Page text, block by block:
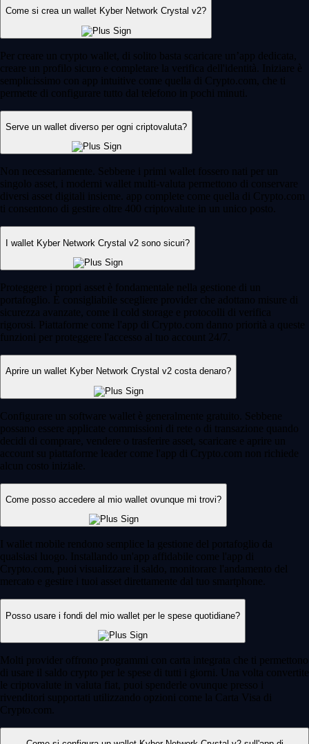
Come si crea un wallet Kyber Network Crystal v2?
Per creare un crypto wallet, di solito basta scaricare un’app dedicata,
creare un profilo sicuro e completare la verifica dell'identità. Iniziare è
semplicissimo con app intuitive come quella di Crypto.com, che ti
permette di configurare tutto dal telefono in pochi minuti.
Serve un wallet diverso per ogni criptovaluta?
Non necessariamente. Sebbene i primi wallet fossero nati per un
singolo asset, i moderni wallet multi-valuta permettono di conservare
diversi asset digitali insieme. app complete come quella di Crypto.com
ti consentono di gestire oltre 400 criptovalute in un unico posto.
I wallet Kyber Network Crystal v2 sono sicuri?
Proteggere i propri asset è fondamentale nella gestione di un
portafoglio. È consigliabile scegliere provider che adottano misure di
sicurezza avanzate, come il cold storage e protocolli di verifica
rigorosi. Piattaforme come l'app di Crypto.com danno priorità a queste
funzioni per proteggere l'accesso al tuo account 24/7.
Aprire un wallet Kyber Network Crystal v2 costa denaro?
Configurare un software wallet è generalmente gratuito. Sebbene
possano essere applicate commissioni di rete o di transazione quando
decidi di comprare, vendere o trasferire asset, scaricare e aprire un
account su piattaforme leader come l'app di Crypto.com non richiede
alcun costo iniziale.
Come posso accedere al mio wallet ovunque mi trovi?
I wallet mobile rendono semplice la gestione del portafoglio da
qualsiasi luogo. Installando un'app affidabile come l'app di
Crypto.com, puoi visualizzare il saldo, monitorare l'andamento del
mercato e gestire i tuoi asset direttamente dal tuo smartphone.
Posso usare i fondi del mio wallet per le spese quotidiane?
Molti provider offrono programmi con carta integrata che ti permettono
di usare il saldo crypto per le spese di tutti i giorni. Una volta convertite
le criptovalute in valuta fiat, puoi spenderle ovunque presso i
rivenditori supportati utilizzando opzioni come la Carta Visa di
Crypto.com.